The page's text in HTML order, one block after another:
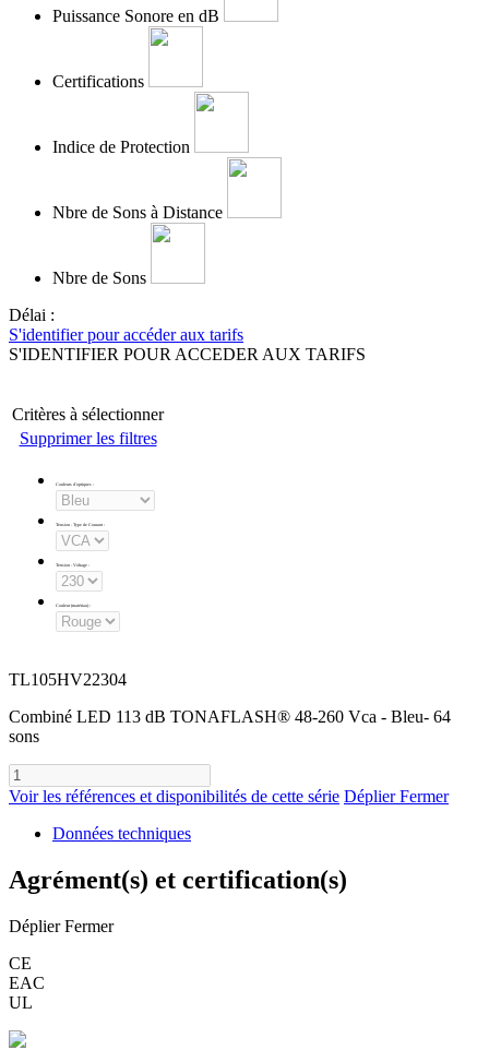
Puissance Sonore en dB
Certifications
Indice de Protection
Nbre de Sons à Distance
Nbre de Sons
Délai :
S'identifier pour accéder aux tarifs
S'IDENTIFIER POUR ACCEDER AUX TARIFS
Critères à sélectionner
Supprimer les filtres
Couleurs d'optiques :
Tension - Type de Courant :
Tension - Voltage :
Couleur (matériau) :
TL105HV22304
Combiné LED 113 dB TONAFLASH® 48-260 Vca - Bleu- 64
sons
Voir les références et disponibilités de cette série Déplier Fermer
Données techniques
Agrément(s) et certification(s)
Déplier Fermer
CE
EAC
UL